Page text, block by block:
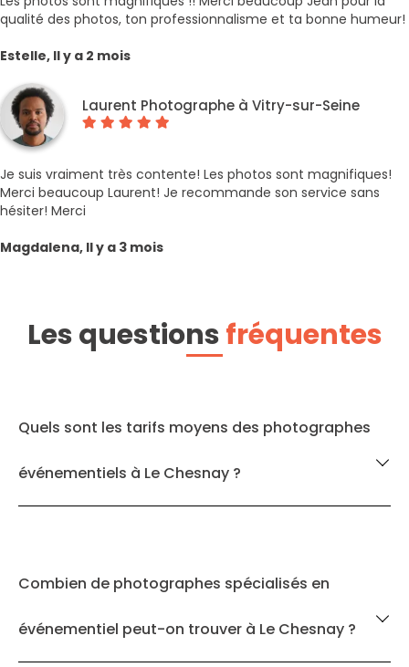
qualité des photos, ton professionnalisme et ta bonne humeur!
Estelle, Il y a 2 mois
Laurent Photographe à Vitry-sur-Seine
Je suis vraiment très contente! Les photos sont magnifiques!
Merci beaucoup Laurent! Je recommande son service sans
hésiter! Merci
Magdalena, Il y a 3 mois
Les questionsfréquentes
Quels sont les tarifs moyens des photographes
événementiels à Le Chesnay ?
Combien de photographes spécialisés en
événementiel peut-on trouver à Le Chesnay ?